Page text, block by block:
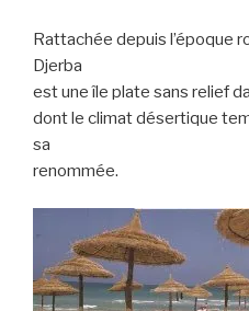
Rattachée depuis l’époque
Djerba
est une île plate sans relief
dont le climat désertique
sa
renommée.